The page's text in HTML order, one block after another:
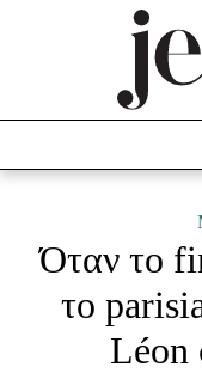
Culture
Fashion
Shopping
Όταν το
το
Léon